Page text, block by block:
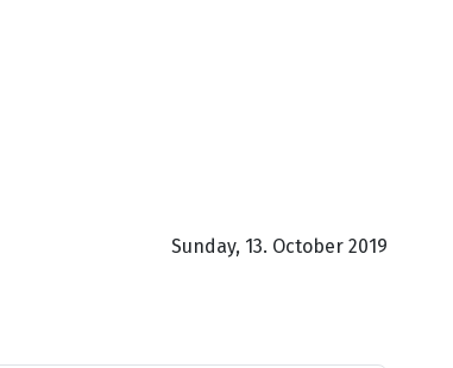
Sunday, 13. October 2019